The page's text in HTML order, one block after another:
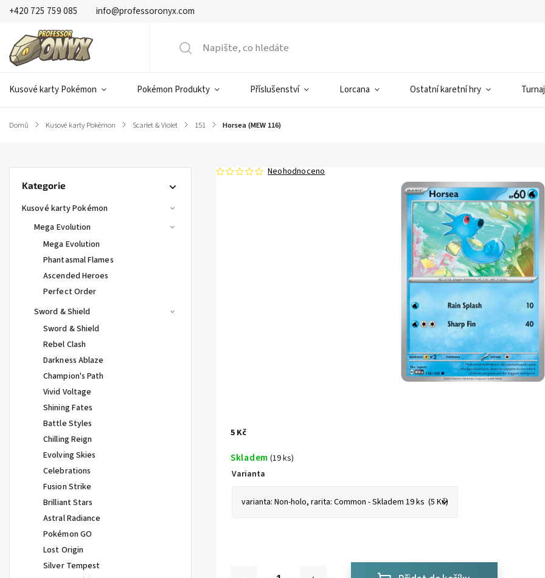
+420 725 759 085 info@professoronyx.com
Kusové karty Pokémon Pokémon Produkty Příslušenství Lorcana Ostatní karetní hry
Domů / Kusové karty Pokémon / Scarlet & Violet / 151 / Horsea (MEW 116)
Kategorie
Kusové karty Pokémon
Mega Evolution
Mega Evolution
Phantasmal Flames
Ascended Heroes
Perfect Order
Sword & Shield
Sword & Shield
Rebel Clash
Darkness Ablaze
Champion's Path
Vivid Voltage
Shining Fates
Battle Styles
Chilling Reign
Evolving Skies
Celebrations
Fusion Strike
Brilliant Stars
Astral Radiance
Pokémon GO
Lost Origin
Silver Tempest
Neohodnoceno
5 Kč
Skladem (19 ks)
Varianta